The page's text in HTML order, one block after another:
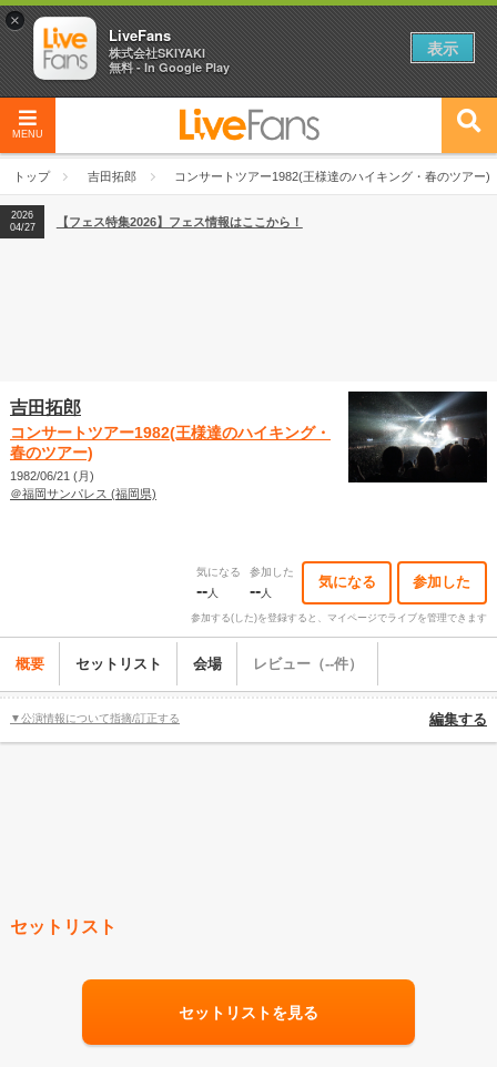
MENU
トップ 吉田拓郎 コンサートツアー1982(王様達のハイキング・春のツアー)
2026
04/27
2026
【ライブ動員ランキング】2026年上半期編発表！
2026
04/27
【フェス特集2026】フェス情報はここから！
吉田拓郎
コンサートツアー1982(王様達のハイキング・
春のツアー)
1982/06/21 (月)
＠福岡サンパレス (福岡県)
気になる
--人
参加した
--人
気になる 参加した
参加する(した)を登録すると、マイページでライブを管理できます
概要 セットリスト 会場 レビュー（--件）
▼公演情報について指摘/訂正する 編集する
セットリスト
セットリストを見る
×
LiveFans
株式会社SKIYAKI
無料 - In Google Play
表示